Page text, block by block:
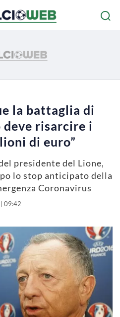
la battaglia di
deve risarcire i
di euro”
presidente del Lione,
lo stop anticipato della
Coronavirus
09:42